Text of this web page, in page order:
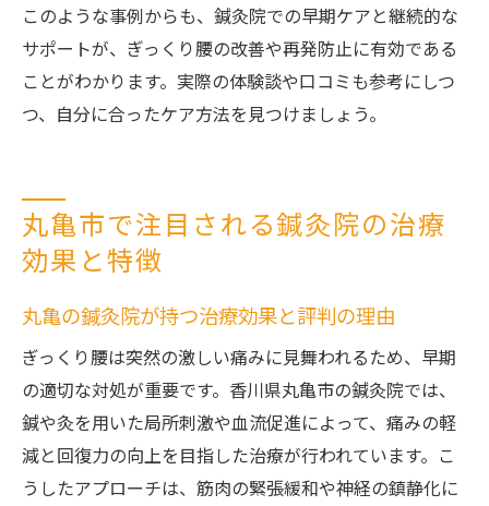
このような事例からも、鍼灸院での早期ケアと継続的な
サポートが、ぎっくり腰の改善や再発防止に有効である
ことがわかります。実際の体験談や口コミも参考にしつ
つ、自分に合ったケア方法を見つけましょう。
丸亀市で注目される鍼灸院の治療
効果と特徴
丸亀の鍼灸院が持つ治療効果と評判の理由
ぎっくり腰は突然の激しい痛みに見舞われるため、早期
の適切な対処が重要です。香川県丸亀市の鍼灸院では、
鍼や灸を用いた局所刺激や血流促進によって、痛みの軽
減と回復力の向上を目指した治療が行われています。こ
うしたアプローチは、筋肉の緊張緩和や神経の鎮静化に